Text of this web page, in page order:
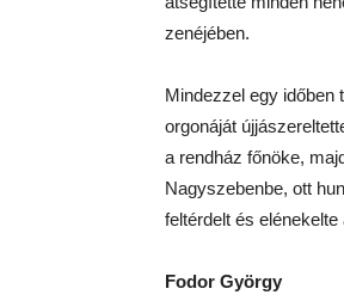
zenéjében.
Mindezzel egy
orgonáját
a rendház főnöke,
Nagyszebenbe, ott
feltérdelt és
Fodor György